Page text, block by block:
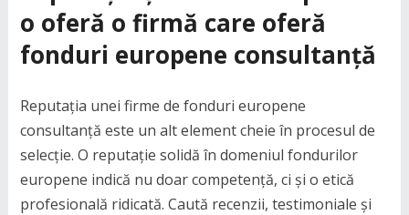
o oferă o firmă care oferă
fonduri europene consultanță
Reputația unei firme de fonduri europene
consultanță este un alt element cheie în procesul de
selecție. O reputație solidă în domeniul fondurilor
europene indică nu doar competență, ci și o etică
profesională ridicată. Caută recenzii, testimoniale și